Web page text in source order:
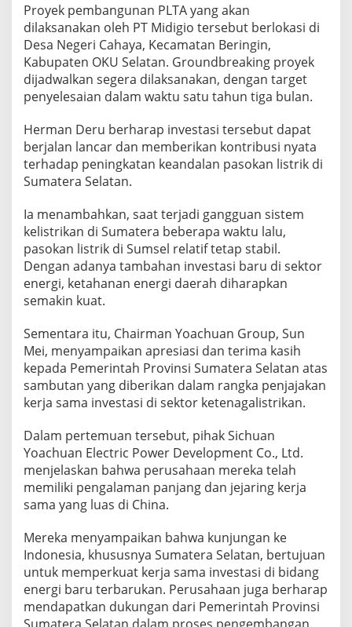
Proyek pembangunan PLTA yang akan
dilaksanakan oleh PT Midigio tersebut berlokasi di
Desa Negeri Cahaya, Kecamatan Beringin,
Kabupaten OKU Selatan. Groundbreaking proyek
dijadwalkan segera dilaksanakan, dengan target
penyelesaian dalam waktu satu tahun tiga bulan.
Herman Deru berharap investasi tersebut dapat
berjalan lancar dan memberikan kontribusi nyata
terhadap peningkatan keandalan pasokan listrik di
Sumatera Selatan.
Ia menambahkan, saat terjadi gangguan sistem
kelistrikan di Sumatera beberapa waktu lalu,
pasokan listrik di Sumsel relatif tetap stabil.
Dengan adanya tambahan investasi baru di sektor
energi, ketahanan energi daerah diharapkan
semakin kuat.
Sementara itu, Chairman Yoachuan Group, Sun
Mei, menyampaikan apresiasi dan terima kasih
kepada Pemerintah Provinsi Sumatera Selatan atas
sambutan yang diberikan dalam rangka penjajakan
kerja sama investasi di sektor ketenagalistrikan.
Dalam pertemuan tersebut, pihak Sichuan
Yoachuan Electric Power Development Co., Ltd.
menjelaskan bahwa perusahaan mereka telah
memiliki pengalaman panjang dan jejaring kerja
sama yang luas di China.
Mereka menyampaikan bahwa kunjungan ke
Indonesia, khususnya Sumatera Selatan, bertujuan
untuk memperkuat kerja sama investasi di bidang
energi baru terbarukan. Perusahaan juga berharap
mendapatkan dukungan dari Pemerintah Provinsi